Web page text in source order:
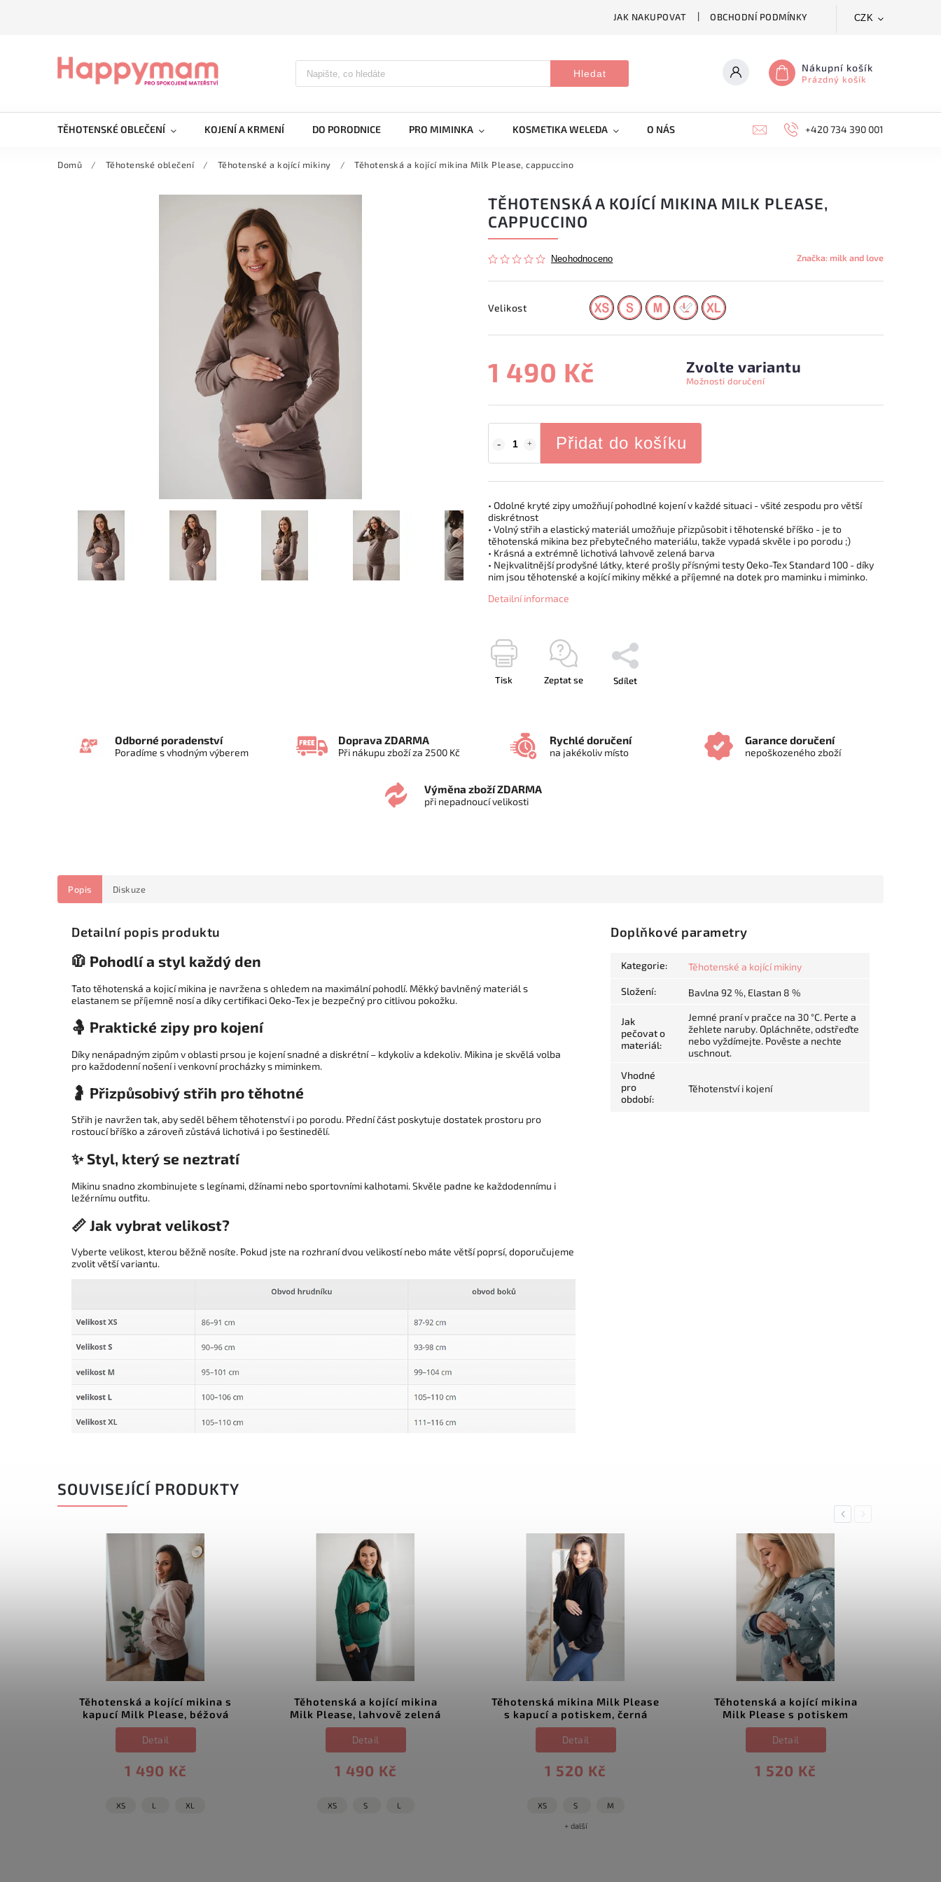
JAK NAKUPOVAT OBCHODNÍ PODMÍNKY CZK
Hledat Nákupní košík
Prázdný košík
TĚHOTENSKÉ OBLEČENÍ KOJENÍ A KRMENÍ DO PORODNICE PRO MIMINKA KOSMETIKA WELEDA O NÁS +420 734 390 001
Domů / Těhotenské oblečení / Těhotenské a kojící mikiny / Těhotenská a kojící mikina Milk Please, cappuccino
TĚHOTENSKÁ A KOJÍCÍ MIKINA MILK PLEASE,
CAPPUCCINO
Neohodnoceno Značka: milk and love
Velikost
1 490 Kč Zvolte variantu
Možnosti doručení
Přidat do košíku
• Odolné kryté zipy umožňují pohodlné kojení v každé situaci - všité zespodu pro větší
diskrétnost
• Volný střih a elastický materiál umožňuje přizpůsobit i těhotenské bříško - je to
těhotenská mikina bez přebytečného materiálu, takže vypadá skvěle i po porodu ;)
• Krásná a extrémně lichotivá lahvově zelená barva
• Nejkvalitnější prodyšné látky, které prošly přísnými testy Oeko-Tex Standard 100 - díky
nim jsou těhotenské a kojící mikiny měkké a příjemné na dotek pro maminku i miminko.
Detailní informace
Tisk Zeptat se Sdílet
Odborné poradenství
Poradíme s vhodným výberem
Doprava ZDARMA
Při nákupu zboží za 2500 Kč
Rychlé doručení
na jakékoliv místo
Garance doručení
nepoškozeného zboží
Výměna zboží ZDARMA
při nepadnoucí velikosti
Popis Diskuze
Detailní popis produktu
🧥 Pohodlí a styl každý den
Tato těhotenská a kojicí mikina je navržena s ohledem na maximální pohodlí. Měkký bavlněný materiál s
elastanem se příjemně nosí a díky certifikaci Oeko-Tex je bezpečný pro citlivou pokožku.
🤱 Praktické zipy pro kojení
Díky nenápadným zipům v oblasti prsou je kojení snadné a diskrétní – kdykoliv a kdekoliv. Mikina je skvělá volba
pro každodenní nošení i venkovní procházky s miminkem.
🤰 Přizpůsobivý střih pro těhotné
Střih je navržen tak, aby seděl během těhotenství i po porodu. Přední část poskytuje dostatek prostoru pro
rostoucí bříško a zároveň zůstává lichotivá i po šestinedělí.
✨ Styl, který se neztratí
Mikinu snadno zkombinujete s legínami, džínami nebo sportovními kalhotami. Skvěle padne ke každodennímu i
ležérnímu outfitu.
📏 Jak vybrat velikost?
Vyberte velikost, kterou běžně nosíte. Pokud jste na rozhraní dvou velikostí nebo máte větší poprsí, doporučujeme
zvolit větší variantu.
Doplňkové parametry
Kategorie: Těhotenské a kojící mikiny
Složení: Bavlna 92 %, Elastan 8 %
Jak
pečovat o
materiál:
Jemné praní v pračce na 30 °C. Perte a
žehlete naruby. Opláchněte, odstřeďte
nebo vyždímejte. Pověste a nechte
uschnout.
Vhodné
pro
období:
Těhotenství i kojení
SOUVISEJÍCÍ PRODUKTY
Previous
Těhotenská a kojící mikina s
kapucí Milk Please, béžová
1 490 Kč
Detail
XS L XL
Těhotenská a kojící mikina
Milk Please, lahvově zelená
1 490 Kč
Detail
XS S L
Těhotenská mikina Milk Please
s kapucí a potiskem, černá
1 520 Kč
Detail
XS S M
+ další
Těhotenská a kojící mikina
Milk Please s potiskem
1 520 Kč
Detail
Next